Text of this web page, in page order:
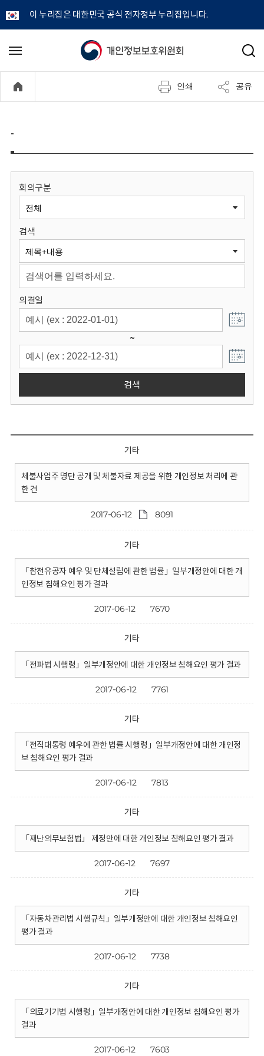
이 누리집은 대한민국 공식 전자정부 누리집입니다.
개
정
보
원
회
메
기
검
인쇄 공유
-
회의구분
검색
의결일
~
검색
기타
체불사업주 명단 공개 및 체불자료 제공을 위한 개인정보 처리에 관
한 건
2017-06-12 8091
기타
「참전유공자 예우 및 단체설립에 관한 법률」일부개정안에 대한 개
인정보 침해요인 평가 결과
2017-06-12 7670
기타
「전파법 시행령」일부개정안에 대한 개인정보 침해요인 평가 결과
2017-06-12 7761
기타
「전직대통령 예우에 관한 법률 시행령」일부개정안에 대한 개인정
보 침해요인 평가 결과
2017-06-12 7813
기타
「재난의무보험법」 제정안에 대한 개인정보 침해요인 평가 결과
2017-06-12 7697
기타
「자동차관리법 시행규칙」일부개정안에 대한 개인정보 침해요인
평가 결과
2017-06-12 7738
기타
「의료기기법 시행령」일부개정안에 대한 개인정보 침해요인 평가
결과
2017-06-12 7603